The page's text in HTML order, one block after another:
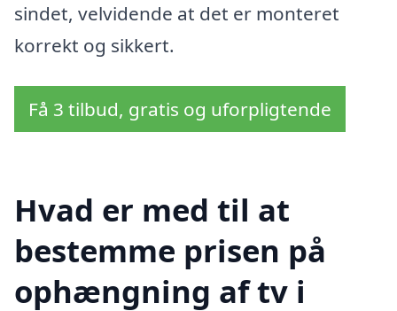
sindet, velvidende at det er monteret
korrekt og sikkert.
Få 3 tilbud, gratis og uforpligtende
Hvad er med til at
bestemme prisen på
ophængning af tv i